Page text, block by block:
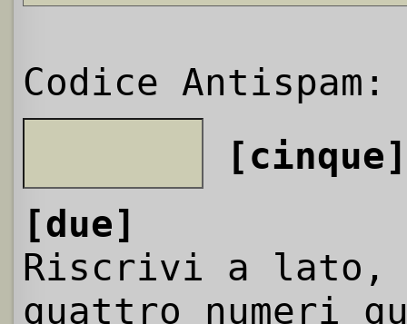
Codice Antispam:
[cinque]
[due]
Riscrivi a
quattro numeri